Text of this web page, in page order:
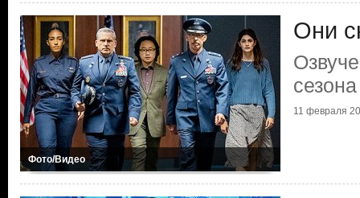
Фото/Видео
Они
11 февраля